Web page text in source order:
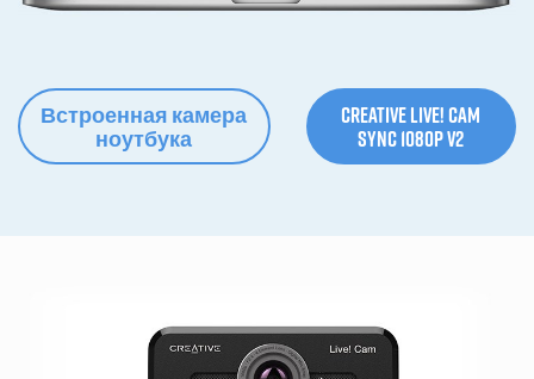
Встроенная камера
ноутбука
Creative Live! Cam
Sync 1080p V2